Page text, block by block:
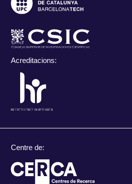
Acreditacions:
Centre de: